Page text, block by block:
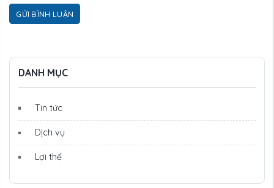
GỬI BÌNH LUẬN
DANH MỤC
Tin tức
Dịch vụ
Lợi thế